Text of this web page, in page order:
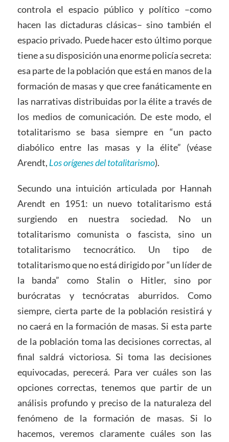
controla el espacio público y político –como
hacen las dictaduras clásicas– sino también el
espacio privado. Puede hacer esto último porque
tiene a su disposición una enorme policía secreta:
esa parte de la población que está en manos de la
formación de masas y que cree fanáticamente en
las narrativas distribuidas por la élite a través de
los medios de comunicación. De este modo, el
totalitarismo se basa siempre en “un pacto
diabólico entre las masas y la élite” (véase
Arendt, Los orígenes del totalitarismo).
Secundo una intuición articulada por Hannah
Arendt en 1951: un nuevo totalitarismo está
surgiendo en nuestra sociedad. No un
totalitarismo comunista o fascista, sino un
totalitarismo tecnocrático. Un tipo de
totalitarismo que no está dirigido por “un líder de
la banda” como Stalin o Hitler, sino por
burócratas y tecnócratas aburridos. Como
siempre, cierta parte de la población resistirá y
no caerá en la formación de masas. Si esta parte
de la población toma las decisiones correctas, al
final saldrá victoriosa. Si toma las decisiones
equivocadas, perecerá. Para ver cuáles son las
opciones correctas, tenemos que partir de un
análisis profundo y preciso de la naturaleza del
fenómeno de la formación de masas. Si lo
hacemos, veremos claramente cuáles son las